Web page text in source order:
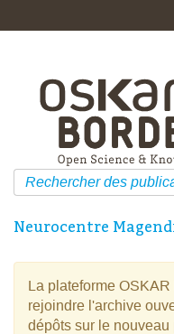
Neurocentre
La plateforme
rejoindre l'archive
dépôts sur le nouveau